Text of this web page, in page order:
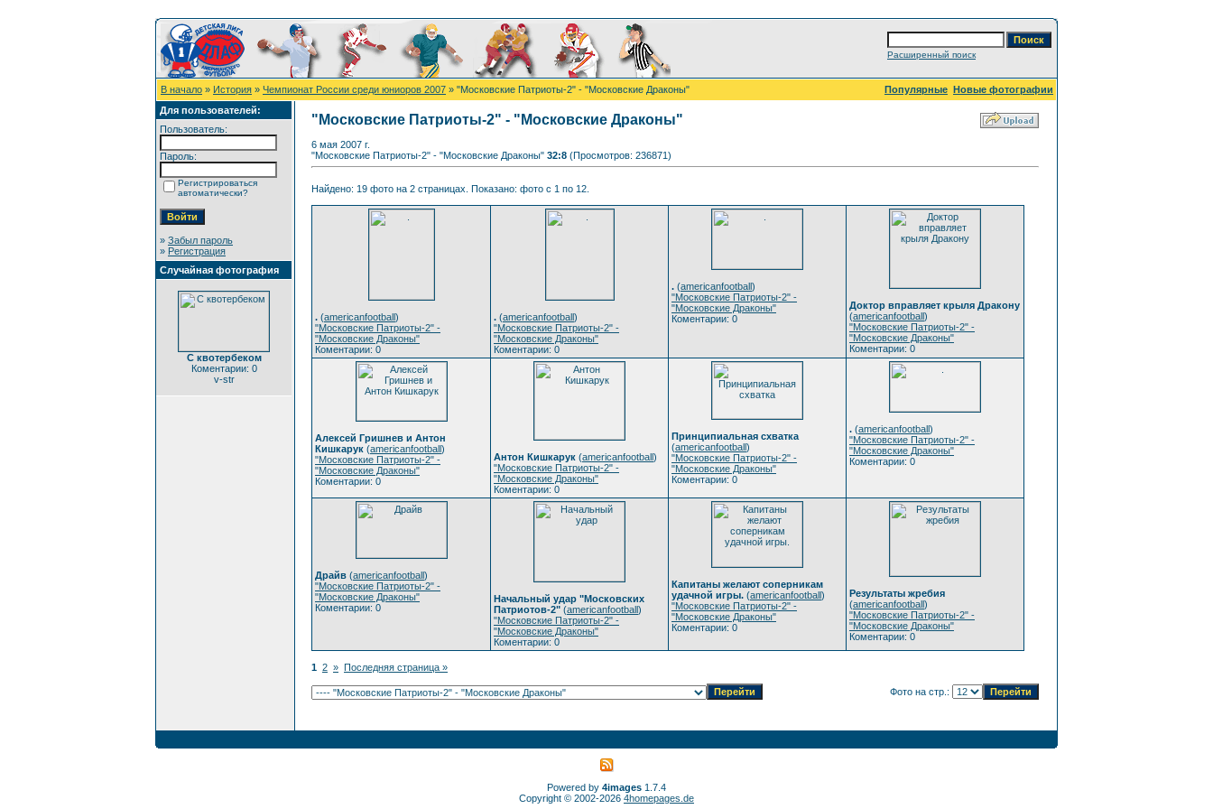
Расширенный поиск
В начало » История » Чемпионат России среди юниоров 2007 » "Московские Патриоты-2" - "Московские Драконы" Популярные Новые фотографии
Для пользователей:
Пользователь:
Пароль:
Регистрироваться
автоматически?
» Забыл пароль
» Регистрация
Случайная фотография
С квотербеком
Коментарии: 0
v-str
"Московские Патриоты-2" - "Московские Драконы"
6 мая 2007 г.
"Московские Патриоты-2" - "Московские Драконы" 32:8 (Просмотров: 236871)
Найдено: 19 фото на 2 страницах. Показано: фото с 1 по 12.
. (americanfootball)
"Московские Патриоты-2" -
"Московские Драконы"
Коментарии: 0
. (americanfootball)
"Московские Патриоты-2" -
"Московские Драконы"
Коментарии: 0
. (americanfootball)
"Московские Патриоты-2" -
"Московские Драконы"
Коментарии: 0
Доктор вправляет крыля Дракону
(americanfootball)
"Московские Патриоты-2" -
"Московские Драконы"
Коментарии: 0
Алексей Гришнев и Антон
Кишкарук (americanfootball)
"Московские Патриоты-2" -
"Московские Драконы"
Коментарии: 0
Антон Кишкарук (americanfootball)
"Московские Патриоты-2" -
"Московские Драконы"
Коментарии: 0
Принципиальная схватка
(americanfootball)
"Московские Патриоты-2" -
"Московские Драконы"
Коментарии: 0
. (americanfootball)
"Московские Патриоты-2" -
"Московские Драконы"
Коментарии: 0
Драйв (americanfootball)
"Московские Патриоты-2" -
"Московские Драконы"
Коментарии: 0
Начальный удар "Московских
Патриотов-2" (americanfootball)
"Московские Патриоты-2" -
"Московские Драконы"
Коментарии: 0
Капитаны желают соперникам
удачной игры. (americanfootball)
"Московские Патриоты-2" -
"Московские Драконы"
Коментарии: 0
Результаты жребия
(americanfootball)
"Московские Патриоты-2" -
"Московские Драконы"
Коментарии: 0
1 2 » Последняя страница »
Фото на стр.:
Powered by 4images 1.7.4
Copyright © 2002-2026 4homepages.de